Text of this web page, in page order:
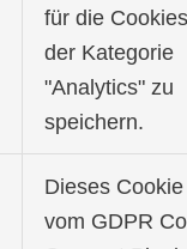
für die
der Kategorie
"Analytics" zu
speichern.
Dieses
vom GDPR